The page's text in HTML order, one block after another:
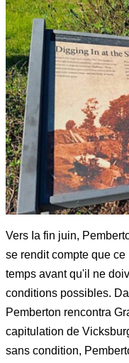
Vers Ia fin juin,
se rendit compte que
temps avant qu'il ne
conditions possibles.
Pemberton rencontra
capitulation de
sans condition,